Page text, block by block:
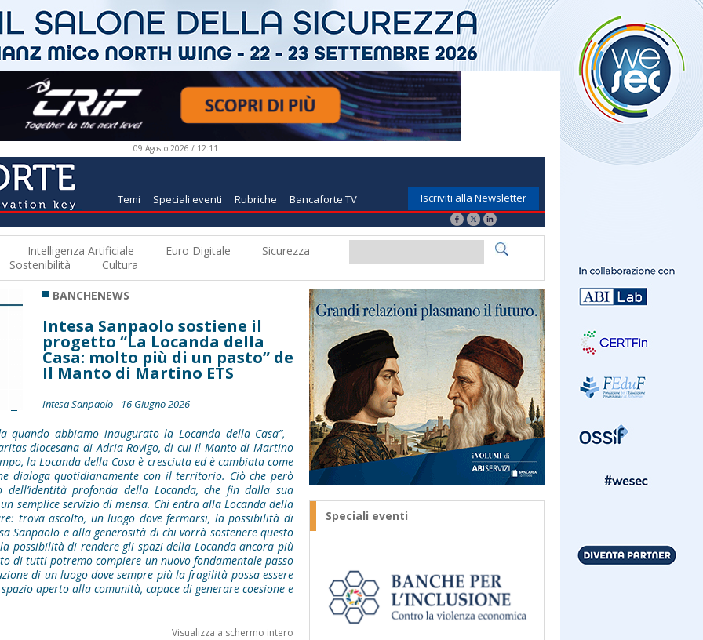
09 Agosto 2026 / 12:11
Temi Speciali eventi Rubriche Bancaforte TV Iscriviti alla Newsletter
Intelligenza Artificiale Euro Digitale
Sicurezza
Sostenibilità Cultura
BANCHENEWS
Intesa Sanpaolo sostiene il
progetto “La Locanda della
Casa: molto più di un pasto” de
Il Manto di Martino ETS
Intesa Sanpaolo - 16 Giugno 2026
quando abbiamo inaugurato la Locanda della Casa”, -
diocesana di Adria-Rovigo, di cui Il Manto di Martino
la Locanda della Casa è cresciuta ed è cambiata come
dialoga quotidianamente con il territorio. Ciò che però
profonda della Locanda, che fin dalla sua
semplice servizio di mensa. Chi entra alla Locanda della
trova ascolto, un luogo dove fermarsi, la possibilità di
Sanpaolo e alla generosità di chi vorrà sostenere questo
possibilità di rendere gli spazi della Locanda ancora più
di tutti potremo compiere un nuovo fondamentale passo
di un luogo dove sempre più la fragilità possa essere
aperto alla comunità, capace di generare coesione e
Visualizza a schermo intero
Speciali eventi